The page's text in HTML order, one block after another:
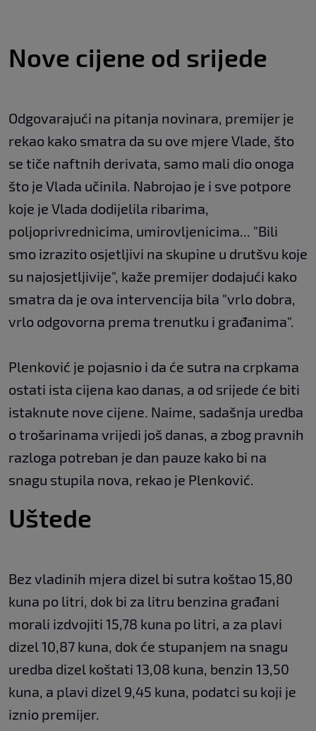
Nove cijene od srijede
Odgovarajući na pitanja novinara, premijer je
rekao kako smatra da su ove mjere Vlade, što
se tiče naftnih derivata, samo mali dio onoga
što je Vlada učinila. Nabrojao je i sve potpore
koje je Vlada dodijelila ribarima,
poljoprivrednicima, umirovljenicima... "Bili
smo izrazito osjetljivi na skupine u drutšvu koje
su najosjetljivije", kaže premijer dodajući kako
smatra da je ova intervencija bila "vrlo dobra,
vrlo odgovorna prema trenutku i građanima".
Plenković je pojasnio i da će sutra na crpkama
ostati ista cijena kao danas, a od srijede će biti
istaknute nove cijene. Naime, sadašnja uredba
o trošarinama vrijedi još danas, a zbog pravnih
razloga potreban je dan pauze kako bi na
snagu stupila nova, rekao je Plenković.
Uštede
Bez vladinih mjera dizel bi sutra koštao 15,80
kuna po litri, dok bi za litru benzina građani
morali izdvojiti 15,78 kuna po litri, a za plavi
dizel 10,87 kuna, dok će stupanjem na snagu
uredba dizel koštati 13,08 kuna, benzin 13,50
kuna, a plavi dizel 9,45 kuna, podatci su koji je
iznio premijer.